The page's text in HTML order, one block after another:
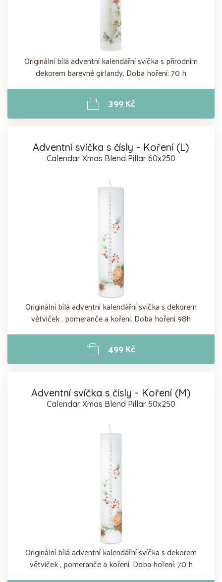
Originální bílá adventní kalendářní svíčka s přírodním
dekorem barevné girlandy. Doba hoření: 70 h
399 Kč
Adventní svíčka s čísly - Koření (L)
Calendar Xmas Blend Pillar 60x250
Originální bílá adventní kalendářní svíčka s dekorem
větviček , pomeranče a koření. Doba hoření 98h
499 Kč
Adventní svíčka s čísly - Koření (M)
Calendar Xmas Blend Pillar 50x250
Originální bílá adventní kalendářní svíčka s dekorem
větviček , pomeranče a koření. Doba hoření: 70 h